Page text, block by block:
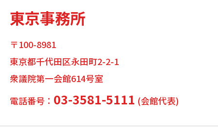
東京事務所
〒100-8981
東京都千代田区永田町2-2-1
衆議院第一会館614号室
電話番号： 03-3581-5111 (会館代表)